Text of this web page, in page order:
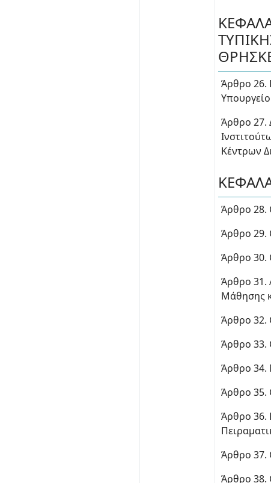
Άρθρο 26.
Άρθρο 27.
Κέντρων
Άρθρο 28.
Άρθρο 29.
Άρθρο 30.
Άρθρο 31.
Μάθησης
Άρθρο 32.
Άρθρο 33.
Άρθρο 34.
Άρθρο 35.
Άρθρο 36.
Άρθρο 37.
Άρθρο 38.